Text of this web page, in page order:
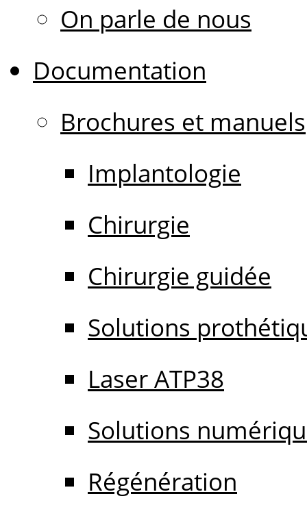
On parle de nous
Documentation
Brochures et manuels
Implantologie
Chirurgie
Chirurgie guidée
Solutions
Laser ATP38
Solutions
Régénération